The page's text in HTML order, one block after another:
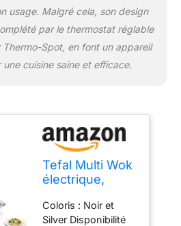
usage. Malgré cela, son design
par le thermostat réglable
Thermo-Spot, en font un appareil
cuisine saine et efficace.
Tefal Multi Wok
électrique,
réglable,
Cuisson saine,
Coloris : Noir et
Silver Disponibilité